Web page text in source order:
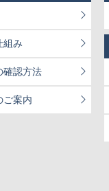
組み
確認方法
ご案内